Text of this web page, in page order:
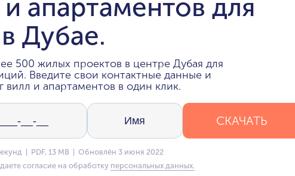
апартаментов для
Дубае.
500 жилых проектов в центре Дубая для
Введите свои контактные данные и
вилл и апартаментов в один клик.
СКАЧАТЬ
| PDF, 13 MB | Обновлён 3 июня 2022
согласие на обработку персональных данных.